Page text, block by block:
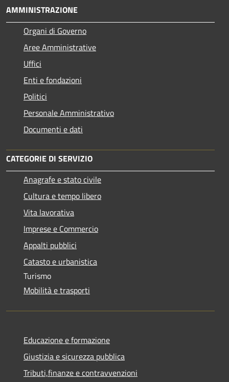
AMMINISTRAZIONE
Organi di Governo
Aree Amministrative
Uffici
Enti e fondazioni
Politici
Personale Amministrativo
Documenti e dati
CATEGORIE DI SERVIZIO
Anagrafe e stato civile
Cultura e tempo libero
Vita lavorativa
Imprese e Commercio
Appalti pubblici
Catasto e urbanistica
Turismo
Mobilità e trasporti
Educazione e formazione
Giustizia e sicurezza pubblica
Tributi,finanze e contravvenzioni